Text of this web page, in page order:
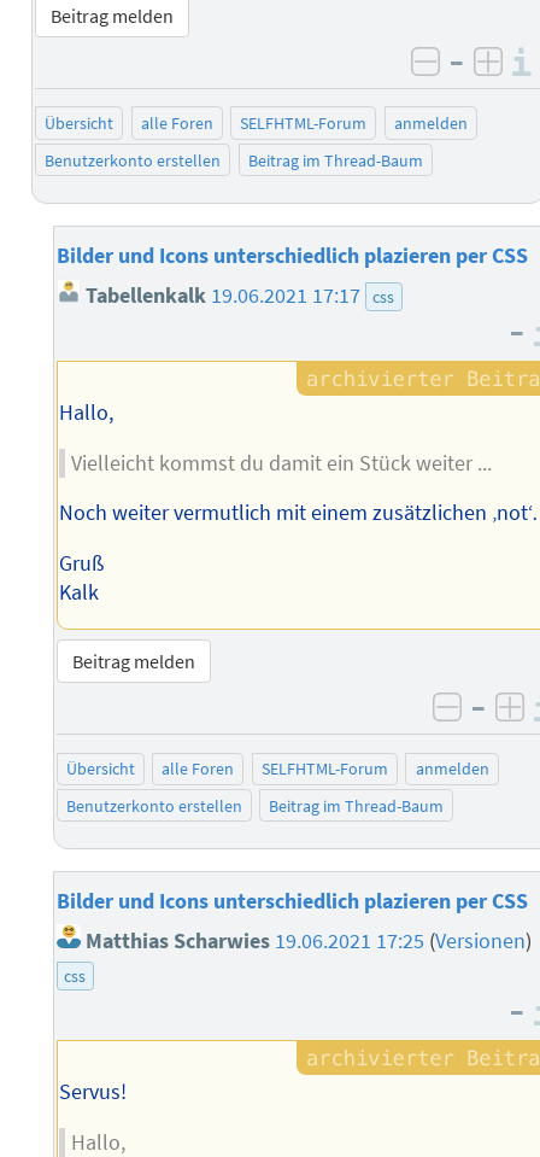
Beitrag melden
negativ
–
Übersicht alle Foren SELFHTML-Forum
anmelden
Benutzerkonto erstellen
Beitrag im Thread-Baum
Bilder und Icons unterschiedlich plazieren per CSS
Tabellenkalk 19.06.2021 17:17 css
–
Hallo,
Vielleicht kommst du damit ein Stück weiter ...
Noch weiter vermutlich mit einem zusätzlichen
Gruß
Kalk
Beitrag melden
–
Übersicht alle Foren SELFHTML-Forum
anmelden
Benutzerkonto erstellen
Beitrag im Thread-Baum
Bilder und Icons unterschiedlich plazieren per CSS
Matthias Scharwies 19.06.2021 17:25 (Versionen)
css
–
Servus!
Hallo,